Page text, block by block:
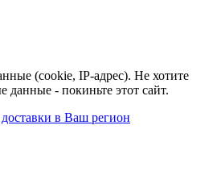
(cookie, IP-адрес). Не хотите
данные - покиньте этот сайт.
в Ваш регион